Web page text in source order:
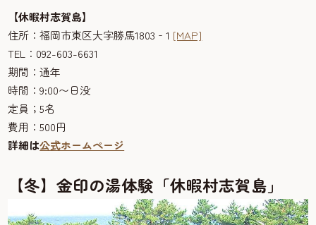
【休暇村志賀島】
住所：福岡市東区大字勝馬1803‐1 [MAP]
TEL：092-603-6631
期間：通年
時間：9:00〜日没
定員；5名
費用：500円
詳細は公式ホームページ
【冬】金印の湯体験「休暇村志賀島」